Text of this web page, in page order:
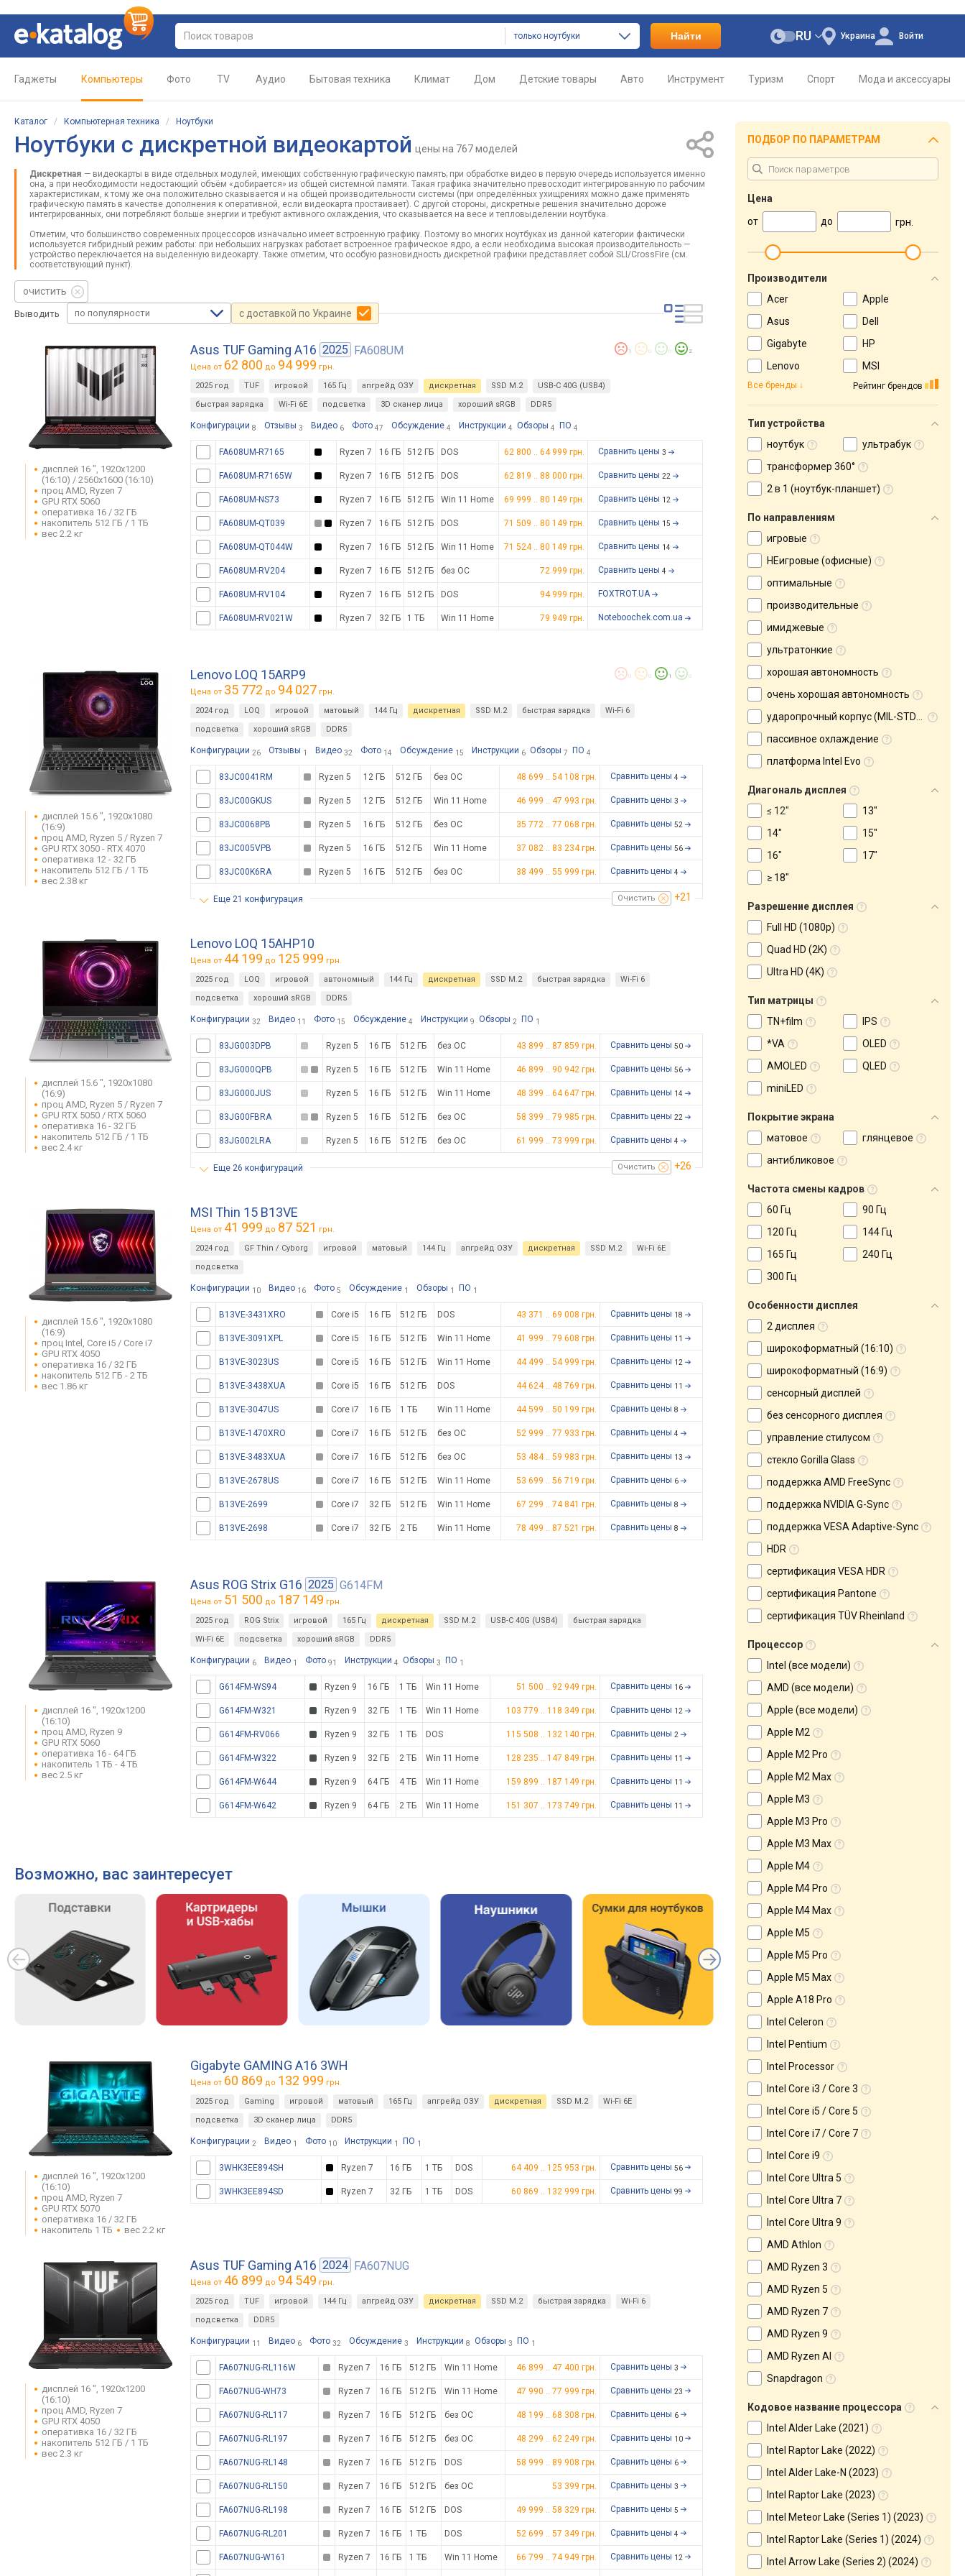
только ноутбуки Найти Украина
RU Войти
Гаджеты Компьютеры Фото TV Аудио Бытовая техника Климат Дом Детские товары Авто Инструмент Туризм Спорт Мода и аксессуары
Каталог / Компьютерная техника / Ноутбуки
Ноутбуки с дискретной видеокартой цены на 767 моделей
Дискретная — видеокарты в виде отдельных модулей, имеющих собственную графическую память; при обработке видео в первую очередь используется именно
она, а при необходимости недостающий объём «добирается» из общей системной памяти. Такая графика значительно превосходит интегрированную по рабочим
характеристикам, к тому же она положительно сказывается и на общей производительности системы (при определённых ухищрениях можно даже применять
графическую память в качестве дополнения к оперативной, если видеокарта простаивает). С другой стороны, дискретные решения значительно дороже
интегрированных, они потребляют больше энергии и требуют активного охлаждения, что сказывается на весе и тепловыделении ноутбука.
Отметим, что большинство современных процессоров изначально имеет встроенную графику. Поэтому во многих ноутбуках из данной категории фактически
используется гибридный режим работы: при небольших нагрузках работает встроенное графическое ядро, а если необходима высокая производительность —
устройство переключается на выделенную видеокарту. Также отметим, что особую разновидность дискретной графики представляет собой SLI/CrossFire (см.
соответствующий пункт).
очистить
Выводить по популярности с доставкой по Украине
дисплей 16 ", 1920x1200
(16:10) / 2560x1600 (16:10)
проц AMD, Ryzen 7
GPU RTX 5060
оперативка 16 / 32 ГБ
накопитель 512 ГБ / 1 ТБ
вес 2.2 кг
Asus TUF Gaming A16 2025 FA608UM
Цена от 62 800 до 94 999 грн.
1 2
2025 год TUF игровой 165 Гц апгрейд ОЗУ дискретная SSD M.2
USB-C 40G (USB4)
быстрая зарядка
Wi-Fi 6E подсветка 3D сканер лица хороший sRGB DDR5
Конфигурации 8 Отзывы 3 Видео 6 Фото 47 Обсуждение 4 Инструкции 4 Обзоры 4 ПО 4
FA608UM-R7165 Ryzen 7 16 ГБ 512 ГБ DOS 62 800 .. 64 999 грн. Сравнить цены 3
FA608UM-R7165W Ryzen 7 16 ГБ 512 ГБ DOS 62 819 .. 88 000 грн. Сравнить цены 22
FA608UM-NS73 Ryzen 7 16 ГБ 512 ГБ Win 11 Home 69 999 .. 80 149 грн. Сравнить цены 12
FA608UM-QT039 Ryzen 7 16 ГБ 512 ГБ DOS 71 509 .. 80 149 грн. Сравнить цены 15
FA608UM-QT044W Ryzen 7 16 ГБ 512 ГБ Win 11 Home 71 524 .. 80 149 грн. Сравнить цены 14
FA608UM-RV204 Ryzen 7 16 ГБ 512 ГБ без ОС 72 999 грн. Сравнить цены 4
FA608UM-RV104 Ryzen 7 16 ГБ 512 ГБ DOS 94 999 грн. FOXTROT.UA
FA608UM-RV021W Ryzen 7 32 ГБ 1 ТБ Win 11 Home 79 949 грн. Noteboochek.com.ua
дисплей 15.6 ", 1920x1080
(16:9)
проц AMD, Ryzen 5 / Ryzen 7
GPU RTX 3050 - RTX 4070
оперативка 12 - 32 ГБ
накопитель 512 ГБ / 1 ТБ
вес 2.38 кг
Lenovo LOQ 15ARP9
Цена от 35 772 до 94 027 грн.
1
2024 год LOQ игровой матовый 144 Гц дискретная SSD M.2 быстрая зарядка
Wi-Fi 6
подсветка
хороший sRGB DDR5
Конфигурации 26 Отзывы 1 Видео 32 Фото 14 Обсуждение 15 Инструкции 6 Обзоры 7 ПО 4
83JC0041RM Ryzen 5 12 ГБ 512 ГБ без ОС 48 699 .. 54 108 грн. Сравнить цены 4
83JC00GKUS Ryzen 5 12 ГБ 512 ГБ Win 11 Home 46 999 .. 47 993 грн. Сравнить цены 3
83JC0068PB Ryzen 5 16 ГБ 512 ГБ без ОС 35 772 .. 77 068 грн. Сравнить цены 52
83JC005VPB Ryzen 5 16 ГБ 512 ГБ Win 11 Home 37 082 .. 83 234грн. Сравнить цены 56
83JC00K6RA Ryzen 5 16 ГБ 512 ГБ без ОС 38 499 .. 55 999 грн. Сравнить цены 4
еще 21 конфигурация Очистить +21
дисплей 15.6 ", 1920x1080
(16:9)
проц AMD, Ryzen 5 / Ryzen 7
GPU RTX 5050 / RTX 5060
оперативка 16 - 32 ГБ
накопитель 512 ГБ / 1 ТБ
вес 2.4 кг
Lenovo LOQ 15AHP10
Цена от 44 199 до 125 999 грн.
2025 год
LOQ игровой автономный 144 Гц дискретная SSD M.2 быстрая зарядка
Wi-Fi 6
подсветка
хороший sRGB DDR5
Конфигурации 32 Видео 11 Фото 15 Обсуждение 4 Инструкции 9 Обзоры 2 ПО 1
83JG003DPB Ryzen 5 16 ГБ 512 ГБ без ОС 43 899 .. 87 859 грн. Сравнить цены 50
83JG000QPB Ryzen 5 16 ГБ 512 ГБ Win 11 Home 46 899 .. 90 942 грн. Сравнить цены 56
83JG000JUS Ryzen 5 16 ГБ 512 ГБ Win 11 Home 48 399 .. 64 647 грн. Сравнить цены 14
83JG00FBRA Ryzen 5 16 ГБ 512 ГБ без ОС 58 399 .. 79 985 грн. Сравнить цены 22
83JG002LRA Ryzen 5 16 ГБ 512 ГБ без ОС 61 999 .. 73 999 грн. Сравнить цены 4
еще 26 конфигураций Очистить +26
дисплей 15.6 ", 1920x1080
(16:9)
проц Intel, Core i5 / Core i7
GPU RTX 4050
оперативка 16 / 32 ГБ
накопитель 512 ГБ - 2 ТБ
вес 1.86 кг
MSI Thin 15 B13VE
Цена от 41 999 до 87 521 грн.
2024 год
GF Thin / Cyborg игровой матовый 144 Гц апгрейд ОЗУ дискретная SSD M.2
Wi-Fi 6E
подсветка
Конфигурации 10 Видео 16 Фото 5 Обсуждение 1 Обзоры 1 ПО 1
B13VE-3431XRO Core i5 16 ГБ 512 ГБ DOS 43 371 .. 69 008 грн. Сравнить цены 18
B13VE-3091XPL Core i5 16 ГБ 512 ГБ Win 11 Home 41 999 .. 79 608 грн. Сравнить цены 11
B13VE-3023US Core i5 16 ГБ 512 ГБ Win 11 Home 44 499 .. 54 999 грн. Сравнить цены 12
B13VE-3438XUA Core i5 16 ГБ 512 ГБ DOS 44 624 .. 48 769 грн. Сравнить цены 11
B13VE-3047US Core i7 16 ГБ 1 ТБ Win 11 Home 44 599 .. 50 199 грн. Сравнить цены 8
B13VE-1470XRO Core i7 16 ГБ 512 ГБ без ОС 52 999 .. 77 933 грн. Сравнить цены 4
B13VE-3483XUA Core i7 16 ГБ 512 ГБ без ОС 53 484 .. 59 983 грн. Сравнить цены 13
B13VE-2678US Core i7 16 ГБ 512 ГБ Win 11 Home 53 699 .. 56 719 грн. Сравнить цены 6
B13VE-2699 Core i7 32 ГБ 512 ГБ Win 11 Home 67 299 .. 74 841 грн. Сравнить цены 8
B13VE-2698 Core i7 32 ГБ 2 ТБ Win 11 Home 78 499 .. 87 521 грн. Сравнить цены 8
дисплей 16 ", 1920x1200
(16:10)
проц AMD, Ryzen 9
GPU RTX 5060
оперативка 16 - 64 ГБ
накопитель 1 ТБ - 4 ТБ
вес 2.5 кг
Asus ROG Strix G16 2025 G614FM
Цена от 51 500 до 187 149 грн.
2025 год
ROG Strix игровой 165 Гц дискретная SSD M.2 USB-C 40G (USB4)
быстрая зарядка
Wi-Fi 6E
подсветка хороший sRGB DDR5
Конфигурации 6 Видео 1 Фото 91 Инструкции 4 Обзоры 3 ПО 1
G614FM-WS94 Ryzen 9 16 ГБ 1 ТБ Win 11 Home 51 500 .. 92 949 грн. Сравнить цены 16
G614FM-W321 Ryzen 9 32 ГБ 1 ТБ Win 11 Home 103 779 .. 118 349 грн. Сравнить цены 12
G614FM-RV066 Ryzen 9 32 ГБ 1 ТБ DOS 115 508 .. 132 140 грн. Сравнить цены 2
G614FM-W322 Ryzen 9 32 ГБ 2 ТБ Win 11 Home 128 235 .. 147 849 грн. Сравнить цены 11
G614FM-W644 Ryzen 9 64 ГБ 4 ТБ Win 11 Home 159 899 .. 187 149 грн. Сравнить цены 11
G614FM-W642 Ryzen 9 64 ГБ 2 ТБ Win 11 Home 151 307 .. 173 749 грн. Сравнить цены 11
Возможно, вас заинтересует
дисплей 16 ", 1920x1200
(16:10)
проц AMD, Ryzen 7
GPU RTX 5070
оперативка 16 / 32 ГБ
накопитель 1 ТБ
вес 2.2 кг
Gigabyte GAMING A16 3WH
Цена от 60 869 до 132 999 грн.
2025 год
Gaming игровой матовый 165 Гц апгрейд ОЗУ дискретная SSD M.2
Wi-Fi 6E
подсветка
3D сканер лица DDR5
Конфигурации 2 Видео 1 Фото 10 Инструкции 1 ПО 1
3WHK3EE894SH Ryzen 7 16 ГБ 1 ТБ DOS 64 409 125 953 грн. Сравнить цены 56
3WHK3EE894SD Ryzen 7 32 ГБ 1 ТБ DOS 60 869 132 999 грн. Сравнить цены 99
дисплей 16 ", 1920x1200
(16:10)
проц AMD, Ryzen 7
GPU RTX 4050
оперативка 16 / 32 ГБ
накопитель 512 ГБ / 1 ТБ
вес 2.3 кг
Asus TUF Gaming A16 2024 FA607NUG
Цена от 46 899 до 94 549 грн.
2025 год
TUF игровой 144 Гц апгрейд ОЗУ дискретная SSD M.2 быстрая зарядка
Wi-Fi 6
подсветка
DDR5
Конфигурации 11 Видео 6 Фото 32 Обсуждение 3 Инструкции 8 Обзоры 3 ПО 1
FA607NUG-RL116W Ryzen 7 16 ГБ 512 ГБ Win 11 Home 46 899 47 400 грн. Сравнить цены 3
FA607NUG-WH73 Ryzen 7 16 ГБ 512 ГБ Win 11 Home 47 990 77 999 грн. Сравнить цены 23
FA607NUG-RL117 Ryzen 7 16 ГБ 512 ГБ без ОС 48 199 68 308 грн. Сравнить цены 6
FA607NUG-RL197 Ryzen 7 16 ГБ 512 ГБ без ОС 48 299 62 249 грн. Сравнить цены 10
FA607NUG-RL148 Ryzen 7 16 ГБ 512 ГБ DOS 58 999 89 908 грн. Сравнить цены 6
FA607NUG-RL150 Ryzen 7 16 ГБ 512 ГБ без ОС 53 399 грн. Сравнить цены 3
FA607NUG-RL198 Ryzen 7 16 ГБ 512 ГБ DOS 49 999 58 329 грн. Сравнить цены 5
FA607NUG-RL201 Ryzen 7 16 ГБ 1 ТБ DOS 52 699 57 349 грн. Сравнить цены 4
FA607NUG-W161 Ryzen 7 16 ГБ 1 ТБ Win 11 Home 66 799 74 949 грн. Сравнить цены 12
ПОДБОР ПО ПАРАМЕТРАМ
Цена
от
до грн.
Производители
Acer
Apple
Asus
Dell
Gigabyte
HP
Lenovo
MSI
Рейтинг брендов
Все бренды
Тип устройства
ноутбук
ультрабук
трансформер 360°
2 в 1 (ноутбук-планшет)
По направлениям
игровые
НЕигровые (офисные)
оптимальные
производительные
имиджевые
ультратонкие
хорошая автономность
очень хорошая автономность
ударопрочный корпус (MIL-STD-810)
пассивное охлаждение
платформа Intel Evo
Диагональ дисплея
≤ 12"
13"
14"
15"
16"
17"
≥ 18"
Разрешение дисплея
Full HD (1080p)
Quad HD (2K)
Ultra HD (4K)
Тип матрицы
TN+film
IPS
*VA
OLED
AMOLED
QLED
miniLED
Покрытие экрана
матовое
глянцевое
антибликовое
Частота смены кадров
60 Гц
90 Гц
120 Гц
144 Гц
165 Гц
240 Гц
300 Гц
Особенности дисплея
2 дисплея
широкоформатный (16:10)
широкоформатный (16:9)
сенсорный дисплей
без сенсорного дисплея
управление стилусом
стекло Gorilla Glass
поддержка AMD FreeSync
поддержка NVIDIA G-Sync
поддержка VESA Adaptive-Sync
HDR
сертификация VESA HDR
сертификация Pantone
сертификация TÜV Rheinland
Процессор
Intel (все модели)
AMD (все модели)
Apple (все модели)
Apple M2
Apple M2 Pro
Apple M2 Max
Apple M3
Apple M3 Pro
Apple M3 Max
Apple M4
Apple M4 Pro
Apple M4 Max
Apple M5
Apple M5 Pro
Apple M5 Max
Apple A18 Pro
Intel Celeron
Intel Pentium
Intel Processor
Intel Core i3 / Core 3
Intel Core i5 / Core 5
Intel Core i7 / Core 7
Intel Core i9
Intel Core Ultra 5
Intel Core Ultra 7
Intel Core Ultra 9
AMD Athlon
AMD Ryzen 3
AMD Ryzen 5
AMD Ryzen 7
AMD Ryzen 9
AMD Ryzen AI
Snapdragon
Кодовое название процессора
Intel Alder Lake (2021)
Intel Raptor Lake (2022)
Intel Alder Lake-N (2023)
Intel Raptor Lake (2023)
Intel Meteor Lake (Series 1) (2023)
Intel Raptor Lake (Series 1) (2024)
Intel Arrow Lake (Series 2) (2024)